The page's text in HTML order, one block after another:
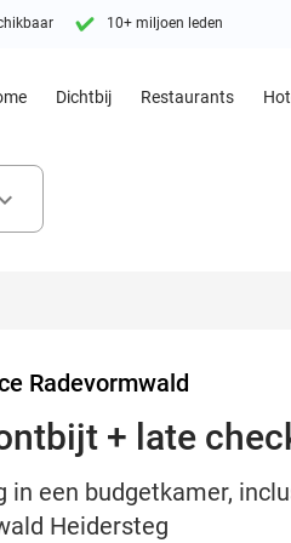
10+ miljoen leden
Dichtbij Restaurants
Radevormwald
+ late
in een budgetkamer,
Heidersteg